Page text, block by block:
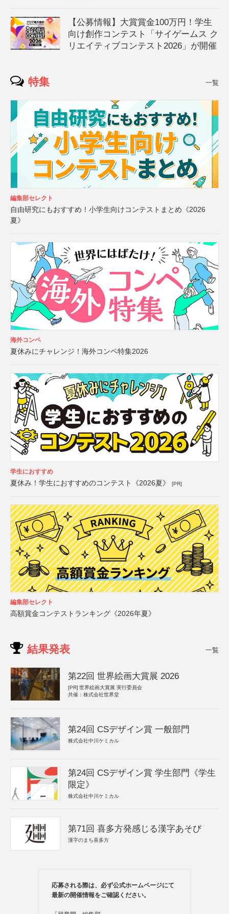
【公募情報】大賞賞金100万円！学生
向け創作コンテスト「サイゲームス ク
リエイティブコンテスト2026」が開催
特集 一覧
編集部セレクト
自由研究にもおすすめ！小学生向けコンテストまとめ《2026
夏》
海外コンペ
夏休みにチャレンジ！海外コンペ特集2026
学生におすすめ
夏休み！学生におすすめのコンテスト《2026夏》 [PR]
編集部セレクト
高額賞金コンテストランキング《2026年夏》
結果発表 一覧
第22回 世界絵画大賞展 2026
[PR] 世界絵画大賞展 実行委員会
共催：株式会社世界堂
第24回 CSデザイン賞 一般部門
株式会社中川ケミカル
第24回 CSデザイン賞 学生部門《学生
限定》
株式会社中川ケミカル
第71回 喜多方発感じる漢字あそび
漢字のまち喜多方
応募される際は、必ず公式ホームページにて
最新の開催情報をご確認ください。